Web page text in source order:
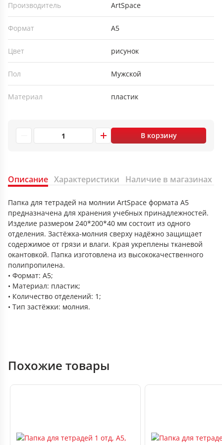
Производитель
ArtSpace
Формат А5
Цвет рисунок
Пол Мужской
Материал пластик
В корзину
Описание Характеристики Наличие в магазинах
Папка для тетрадей на молнии ArtSpace формата А5
предназначена для хранения учебных принадлежностей.
Изделие размером 240*200*40 мм состоит из одного
отделения. Застёжка-молния сверху надёжно защищает
содержимое от грязи и влаги. Края укреплены тканевой
окантовкой. Папка изготовлена из высококачественного
полипропилена.
• Формат: А5;
• Материал: пластик;
• Количество отделений: 1;
• Тип застёжки: молния.
Похожие товары